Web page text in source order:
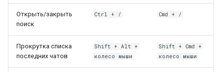
Открыть/закрыть
поиск
Ctrl + / Cmd + /
Прокрутка списка
последних чатов
Shift + Alt +
колесо мыши
Shift + Cmd +
колесо мыши